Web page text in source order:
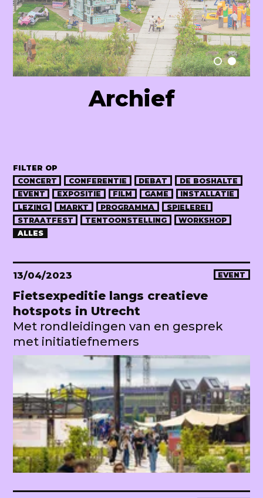
Raum Lab
Archief
FILTER OP
CONCERT
CONFERENTIE DEBAT
DE BOSHALTE
EVENT
EXPOSITIE FILM GAME
INSTALLATIE
LEZING
MARKT PROGRAMMA
SPIELEREI
STRAATFEST
TENTOONSTELLING
WORKSHOP
ALLES
13/04/2023 EVENT
Fietsexpeditie langs creatieve
hotspots in Utrecht
Met rondleidingen van en gesprek
met initiatiefnemers